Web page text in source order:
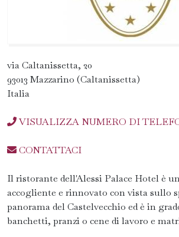
via Caltanissetta, 20
93013 Mazzarino (Caltanissetta)
Italia
VISUALIZZA NUMERO DI
CONTATTACI
Il ristorante dell'Alessi Palace Hotel è
accogliente e rinnovato con vista sullo
panorama del Castelvecchio ed è in
banchetti, pranzi o cene di lavoro e